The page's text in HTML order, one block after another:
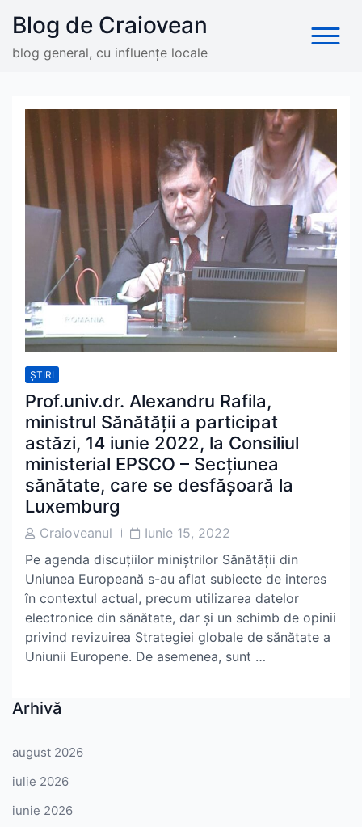
content
Blog de Craiovean
blog general, cu influențe locale
ȘTIRI
Prof.univ.dr. Alexandru Rafila,
ministrul Sănătății a participat
astăzi, 14 iunie 2022, la Consiliul
ministerial EPSCO – Secţiunea
sănătate, care se desfășoară la
Luxemburg
PostCraioveanul
PostIunie 15, 2022
Pe agenda discuțiilor miniștrilor Sănătății din
Uniunea Europeană s-au aflat subiecte de interes
în contextul actual, precum utilizarea datelor
electronice din sănătate, dar și un schimb de opinii
privind revizuirea Strategiei globale de sănătate a
Uniunii Europene. De asemenea, sunt …
Arhivă
august 2026
iulie 2026
iunie 2026